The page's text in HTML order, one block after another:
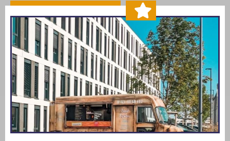
MEHR ERFAHREN